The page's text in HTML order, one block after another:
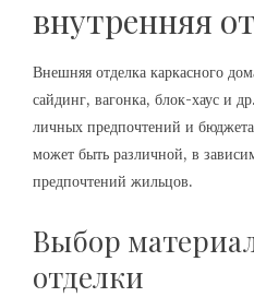
внутренняя
Внешняя отделка каркасного
сайдинг, вагонка, блок-хаус и
личных предпочтений и
может быть различной, в
предпочтений жильцов.
Выбор
отделки